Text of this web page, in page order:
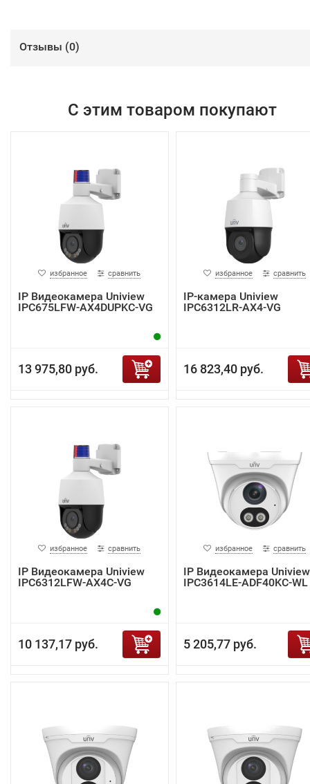
Отзывы (0)
С этим товаром покупают
избранное сравнить
IP Видеокамера Uniview
IPC675LFW-AX4DUPKC-VG
13 975,80 руб.
избранное сравнить
IP-камера Uniview
IPC6312LR-AX4-VG
16 823,40 руб.
избранное сравнить
IP Видеокамера Uniview
IPC6312LFW-AX4C-VG
10 137,17 руб.
избранное сравнить
IP Видеокамера Uniview
IPC3614LE-ADF40KC-WL
5 205,77 руб.